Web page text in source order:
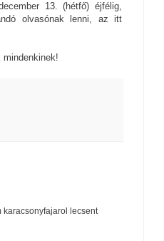
13. (hétfő) éjfélig,
olvasónak lenni, az itt
karacsonyfajarol lecsent